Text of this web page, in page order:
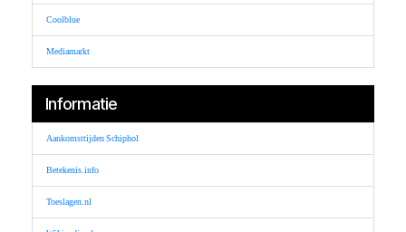
Coolblue
Mediamarkt
Informatie
Aankomsttijden Schiphol
Betekenis.info
Toeslagen.nl